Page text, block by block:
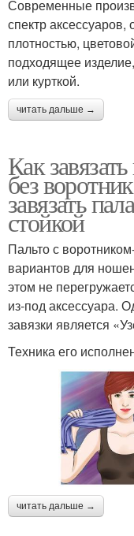
Современные
спектр
плотностью,
подходящее
или курткой.
читать дальше →
Как
без
завязать
стойкой
Пальто с
вариантов для
этом не
из-под аксессуара.
завязки является
Техника его
читать дальше →